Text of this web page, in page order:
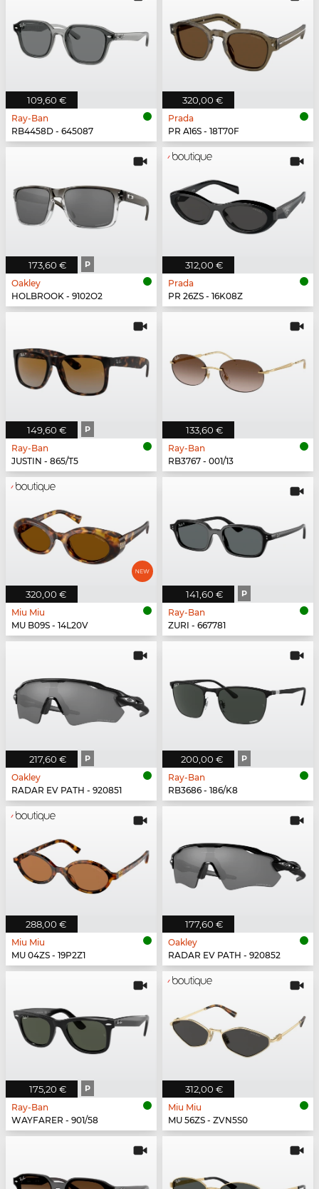
109,60 €
Ray-Ban
RB4458D - 645087
320,00 €
Prada
PR A16S - 18T70F
173,60 € P
Oakley
HOLBROOK - 9102O2
312,00 €
Prada
PR 26ZS - 16K08Z
149,60 € P
Ray-Ban
JUSTIN - 865/T5
133,60 €
Ray-Ban
RB3767 - 001/13
320,00 €
Miu Miu
MU B09S - 14L20V
141,60 € P
Ray-Ban
ZURI - 667781
217,60 € P
Oakley
RADAR EV PATH - 920851
200,00 € P
Ray-Ban
RB3686 - 186/K8
288,00 €
Miu Miu
MU 04ZS - 19P2Z1
177,60 €
Oakley
RADAR EV PATH - 920852
175,20 € P
Ray-Ban
WAYFARER - 901/58
312,00 €
Miu Miu
MU 56ZS - ZVN5S0